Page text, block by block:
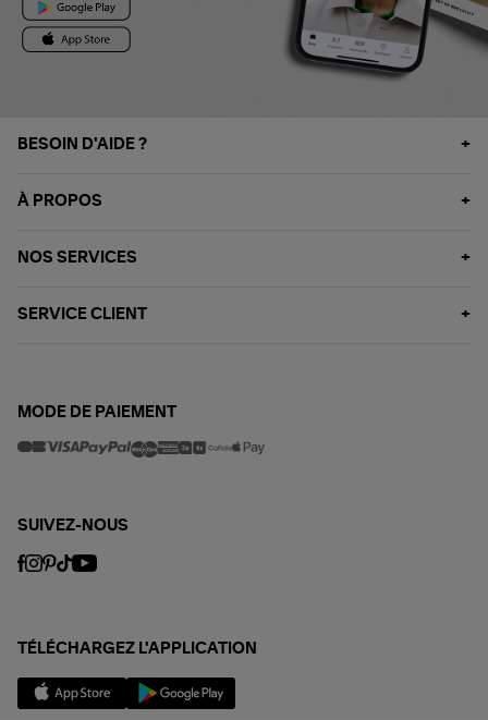
BESOIN D'AIDE ?
À PROPOS
NOS SERVICES
SERVICE CLIENT
MODE DE PAIEMENT
SUIVEZ-NOUS
TÉLÉCHARGEZ L'APPLICATION